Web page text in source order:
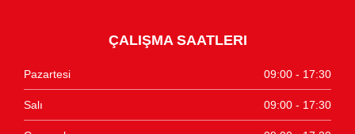
ÇALIŞMA SAATLERI
Pazartesi 09:00 - 17:30
Salı 09:00 - 17:30